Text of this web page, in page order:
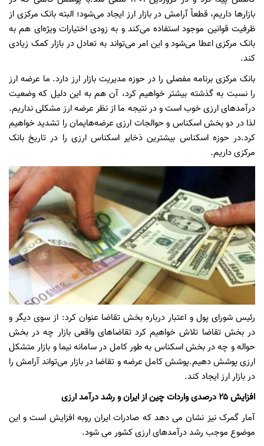
بازارها داریم، قطعاً آرامش در بازار ارز ایجاد می‌شود؛ البته بانک مرکزی از
ظرفیت قوانین موجود استفاده می‌کند و به‌ زودی اختیارات ویژه‌ای هم به
بانک مرکزی اعطا می‌شود و این امر می‌تواند به تعادل در بازار کمک زیادی
کند.
بانک مرکزی برنامه مفصلی را در حوزه مدیریت بازار ارز دارد. ما عرضه ارز
را نسبت به گذشته بیشتر خواهیم کرد، آن هم به این دلیل که وضعیت
درآمدهای ارزی خوب است و در نتیجه ما از نظر عرضه ارز مشکلی نداریم.
لذا در دو بخش اسکناس و حوالجات ارزی عرضه‌هایمان را تشدید خواهیم
کرد.در حوزه اسکناس بیشترین ذخایر اسکناس ارزی را در تاریخ بانک
مرکزی داریم.
رئیس شورای پول و اعتبار درباره بخش تقاضا عنوان کرد: از سوی دیگر و
در بخش تقاضا تلاش خواهیم کرد تقاضاهای واقعی بازار چه در بخش
حواله و چه در بخش اسکناس به طور کامل در سامانه نیما و بازار متشکل
ارزی پوشش دهیم.پوشش کامل عرضه و تقاضا در بازار می‌تواند آرامش را
در بازار ارز ایجاد کند.
افزایش ۲۵ درصدی واردات چین از ایران و رشد درآمد ارزی
آمار گمرک نیز نشان می دهد که صادرات ایران روبه افزایش است و این
موضوع موجب رشد درآمدهای ارزی کشور می شود.